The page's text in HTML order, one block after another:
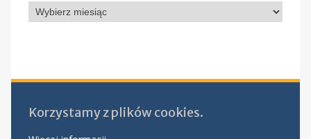
Archiwum
Korzystamy z plików cookies.